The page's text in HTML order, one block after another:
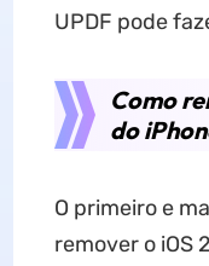
UPDF pode
Como
do
O primeiro e
remover o iOS